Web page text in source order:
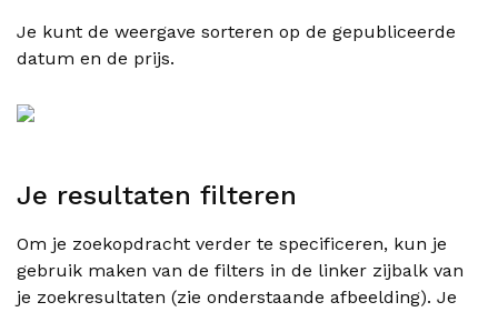
Je kunt de weergave sorteren op de gepubliceerde
datum en de prijs.
Je resultaten filteren
Om je zoekopdracht verder te specificeren, kun je
gebruik maken van de filters in de linker zijbalk van
je zoekresultaten (zie onderstaande afbeelding). Je